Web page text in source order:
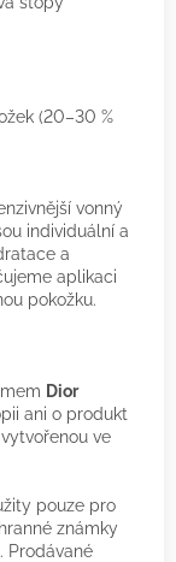
(20–30 %
vonný
individuální a
a
aplikaci
pokožku.
Dior
ani o produkt
ve
pouze pro
známky
Prodávané